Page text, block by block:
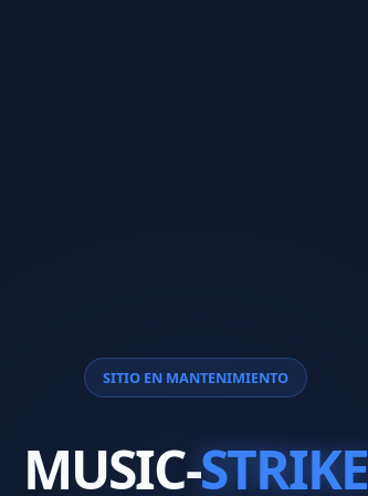
SITIO EN MANTENIMIENTO
MUSIC-STRIKE